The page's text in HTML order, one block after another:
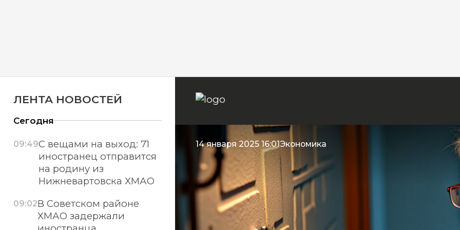
14 января 2025 16:01 Экономика
ЛЕНТА НОВОСТЕЙ
Сегодня
09:49С вещами на выход: 71
иностранец отправится
на родину из
Нижневартовска ХМАО
09:02В Советском районе
ХМАО задержали